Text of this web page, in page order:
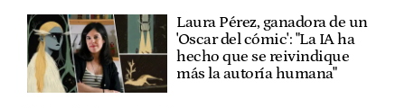
Laura Pérez, ganadora de un
'Oscar del cómic': "La IA ha
hecho que se reivindique
más la autoría humana"